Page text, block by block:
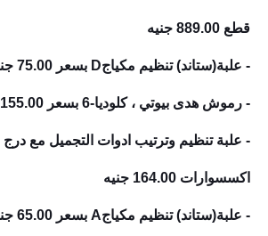
قطع 889.00 جنيه
- علبة(ستاند) تنظيم مكياجD بسعر 75.00 جنيه
- رموش هدى بيوتي ، كلوديا-6 بسعر 155.00 جنيه
- علبة تنظيم وترتيب ادوات التجميل مع درج
اكسسوارات 164.00 جنيه
- علبة(ستاند) تنظيم مكياجA بسعر 65.00 جنيه